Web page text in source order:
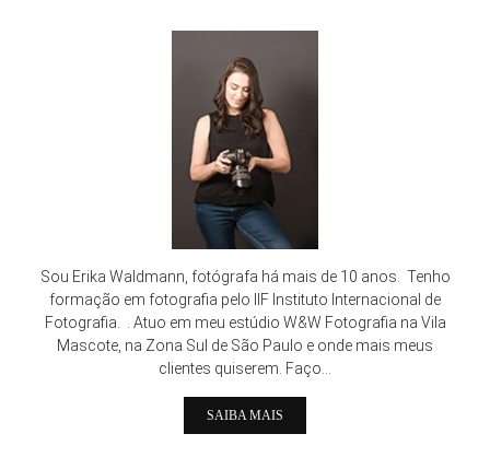
Sou Erika Waldmann, fotógrafa há mais de 10 anos. Tenho
formação em fotografia pelo IIF Instituto Internacional de
Fotografia. . Atuo em meu estúdio W&W Fotografia na Vila
Mascote, na Zona Sul de São Paulo e onde mais meus
clientes quiserem. Faço...
SAIBA MAIS